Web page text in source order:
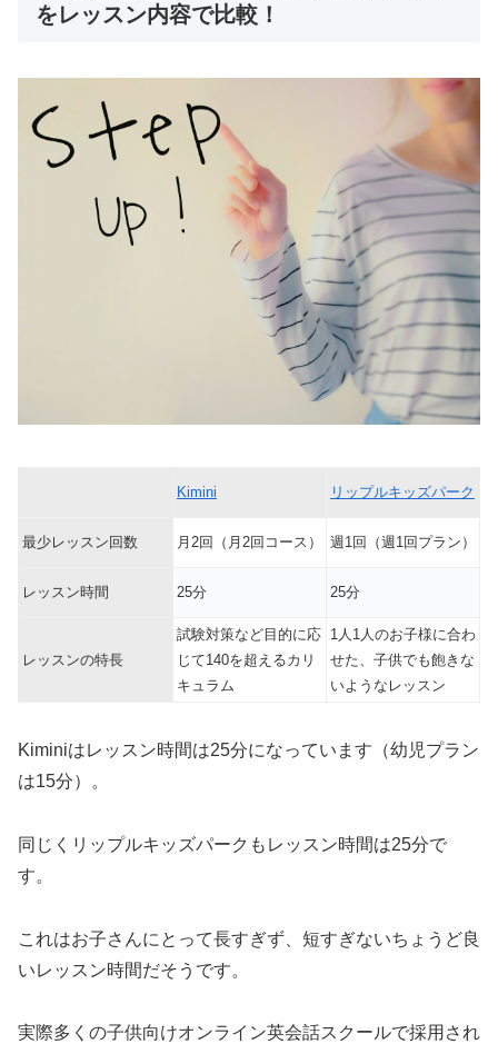
をレッスン内容で比較！
Kimini リップルキッズパーク
最少レッスン回数 月2回（月2回コース） 週1回（週1回プラン）
レッスン時間 25分 25分
レッスンの特長
試験対策など目的に応
じて140を超えるカリ
キュラム
1人1人のお子様に合わ
せた、子供でも飽きな
いようなレッスン
Kiminiはレッスン時間は25分になっています（幼児プラン
は15分）。
同じくリップルキッズパークもレッスン時間は25分で
す。
これはお子さんにとって長すぎず、短すぎないちょうど良
いレッスン時間だそうです。
実際多くの子供向けオンライン英会話スクールで採用され